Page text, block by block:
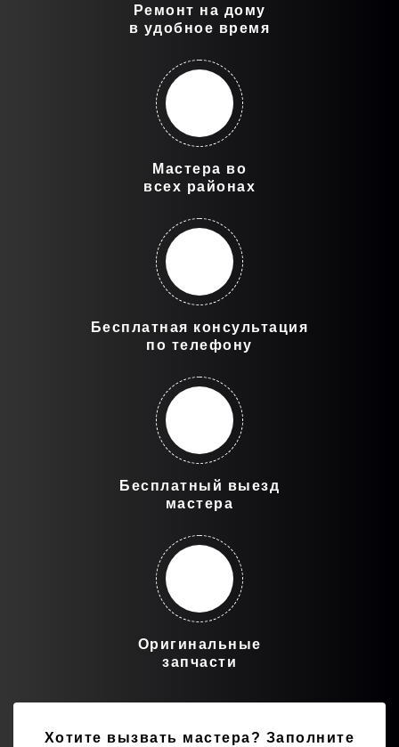
Ремонт на дому
в удобное время
Мастера во
всех районах
Бесплатная консультация
по телефону
Бесплатный выезд
мастера
Оригинальные
запчасти
Хотите вызвать мастера? Заполните